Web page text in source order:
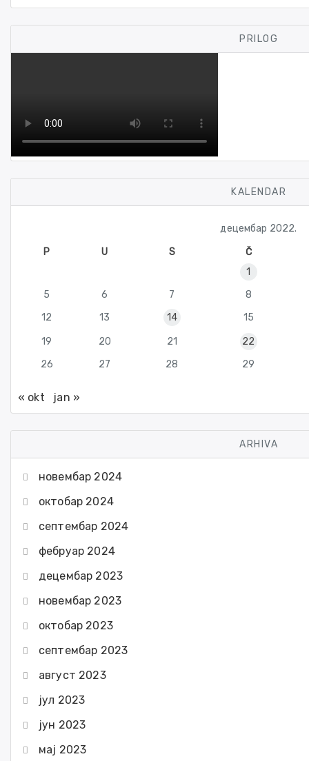
PRILOG
KALENDAR
децембар 2022.
P
U S
Č
1
5
6 7
8
12
13 14 15
19 20 21
22
26
27 28 29
« okt jan »
ARHIVA
новембар 2024
октобар 2024
септембар 2024
фебруар 2024
децембар 2023
новембар 2023
октобар 2023
септембар 2023
август 2023
јул 2023
јун 2023
мај 2023